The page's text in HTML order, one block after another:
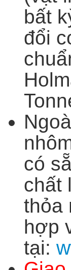
bất
đổi
có
chất
thỏa
hợp
tại: